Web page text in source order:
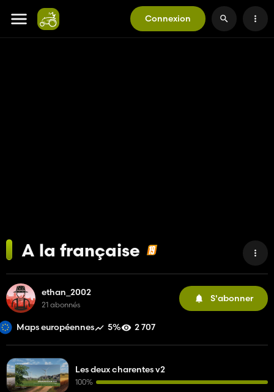
Connexion
A la française
ethan_2002
21 abonnés
S'abonner
Maps européennes 5% 2 707
Les deux charentes v2
100%